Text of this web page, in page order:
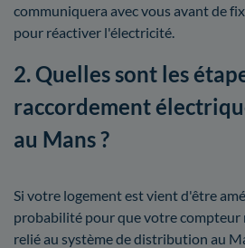
communiquera avec vous avant de
pour réactiver l'électricité.
2. Quelles sont les
raccordement
au Mans ?
Si votre logement est vient d'être
probabilité pour que votre compteur
relié au système de distribution au